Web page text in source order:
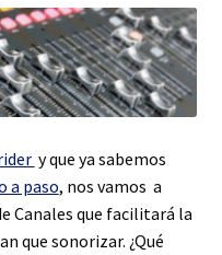
y que ya sabemos
a paso, nos vamos a
Canales que facilitará la
que sonorizar. ¿Qué